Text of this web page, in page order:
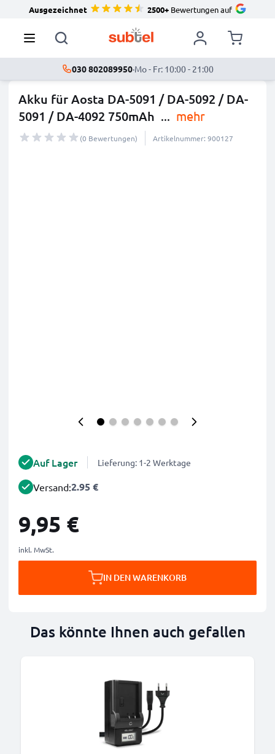
Ausgezeichnet 2500+Bewertungen auf
030 802089950·Mo - Fr: 10:00 - 21:00
Akku für Aosta DA-5091 / DA-5092 / DA-
5091 / DA-4092 750mAh ... mehr
(0 Bewertungen) Artikelnummer: 900127
Auf Lager Lieferung: 1-2 Werktage
Versand:2.95 €
9,95 €
inkl. MwSt.
IN DEN WARENKORB
Das könnte Ihnen auch gefallen